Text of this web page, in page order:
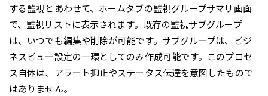
する監視とあわせて、ホームタブの監視グループサマリ画面
で、監視リストに表示されます。既存の監視サブグループ
は、いつでも編集や削除が可能です。サブグループは、ビジ
ネスビュー設定の一環としてのみ作成可能です。このプロセ
ス自体は、アラート抑止やステータス伝達を意図したもので
はありません。